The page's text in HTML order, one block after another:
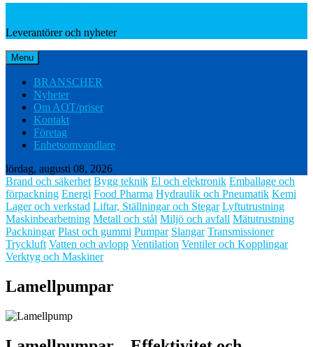
Leverantörer och nyheter
Menu
BRANSCHER
Nyheter
Om AOT/priser
Kontakt
Företag
Enhetsomvandlare
lördag, augusti 08, 2026
Brand och säkerhet Bygg teknik El och elektronik Emballage och
förpackning Energi Food Pharma Hydraulik och Pneumatik Kemi
Lager och verkstad Liftar, Ställningar och Stegar Lyftutrustning
Maskinbearbetning Metall och stål Miljö och avfall Mätutrustning
Packningar Plast och gummi Pumpar Slangar Transmissioner
Tryckluft Vatten och avlopp Ventilation Ventiler och Kopplingar
Verktyg och Maskiner
Lamellpumpar